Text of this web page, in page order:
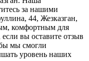
за нашими
44, Жезказган,
комфортным для
вы оставите отзыв
мы смогли
уровень наших